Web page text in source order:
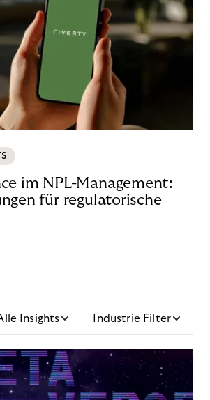
im NPL-Management:
für regulatorische
Insights Industrie Filter